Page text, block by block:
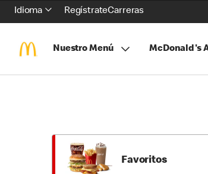
Idioma RegístrateCarreras
Nuestro Menú McDonald's
Productos
del
Favoritos